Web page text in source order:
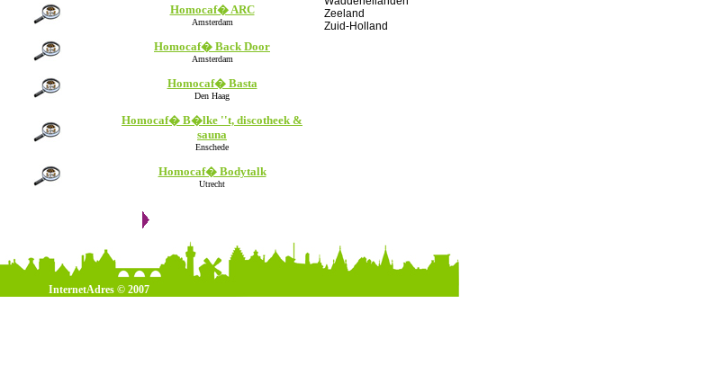
Homocaf� ARC
Amsterdam
Homocaf� Back Door
Amsterdam
Homocaf� Basta
Den Haag
Homocaf� B�lke ''t, discotheek &
sauna
Enschede
Homocaf� Bodytalk
Utrecht
Zeeland
Zuid-Holland
InternetAdres © 2007